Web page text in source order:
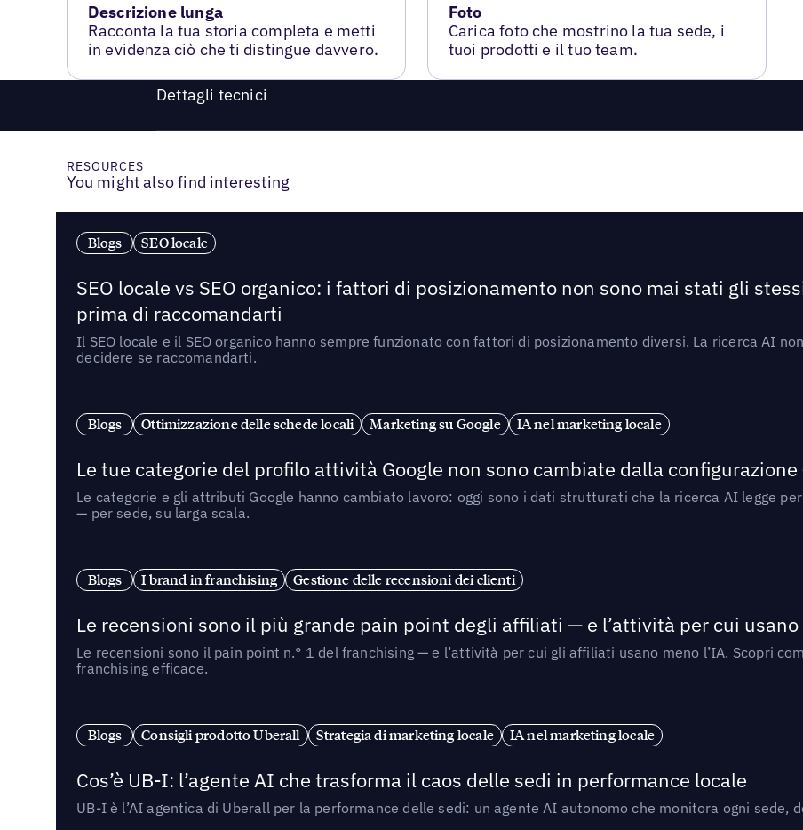
Descrizione lunga
Racconta la tua storia completa e metti
in evidenza ciò che ti distingue davvero.
Foto
Carica foto che mostrino la tua sede, i
tuoi prodotti e il tuo team.
Dettagli tecnici
RESOURCES
You might also find interesting
Blogs SEO locale
SEO locale vs SEO organico: i fattori di posizionamento non sono mai stati gli
prima di raccomandarti
Il SEO locale e il SEO organico hanno sempre funzionato con fattori di posizionamento diversi. La ricerca AI
decidere se raccomandarti.
Blogs Ottimizzazione delle schede locali Marketing su Google IA nel marketing locale
Le tue categorie del profilo attività Google non sono cambiate dalla
Le categorie e gli attributi Google hanno cambiato lavoro: oggi sono i dati strutturati che la ricerca AI legge
— per sede, su larga scala.
Blogs I brand in franchising Gestione delle recensioni dei clienti
Le recensioni sono il più grande pain point degli affiliati — e l’attività per cui usano
Le recensioni sono il pain point n.° 1 del franchising — e l’attività per cui gli affiliati usano meno l’IA. Scopri
franchising efficace.
Blogs Consigli prodotto Uberall Strategia di marketing locale IA nel marketing locale
Cos’è UB-I: l’agente AI che trasforma il caos delle sedi in performance locale
UB-I è l’AI agentica di Uberall per la performance delle sedi: un agente AI autonomo che monitora ogni sede,